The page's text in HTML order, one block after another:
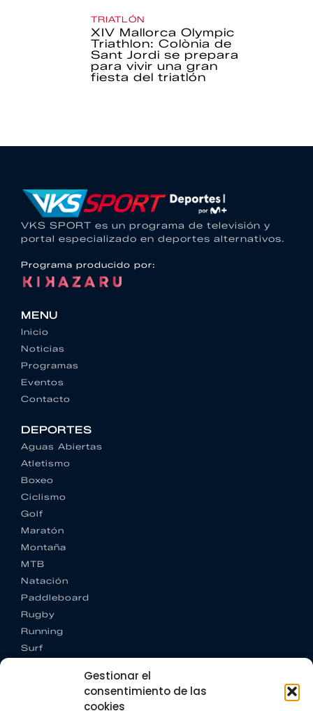
Gestionar el
consentimiento de las
cookies
TRIATLÓN
XIV Mallorca Olympic
Triathlon: Colònia de
Sant Jordi se prepara
para vivir una gran
fiesta del triatlón
VKS SPORT es un programa de televisión y
portal especializado en deportes alternativos.
Programa producido por:
MENU
Inicio
Noticias
Programas
Eventos
Contacto
DEPORTES
Aguas Abiertas
Atletismo
Boxeo
Ciclismo
Golf
Maratón
Montaña
MTB
Natación
Paddleboard
Rugby
Running
Surf